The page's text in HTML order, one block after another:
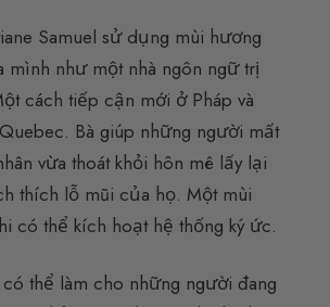
Samuel sử dụng mùi hương
mình như một nhà ngôn ngữ trị
cách tiếp cận mới ở Pháp và
Bà giúp những người mất
vừa thoát khỏi hôn mê lấy lại
thích lỗ mũi của họ. Một mùi
có thể kích hoạt hệ thống ký ức.
thể làm cho những người đang